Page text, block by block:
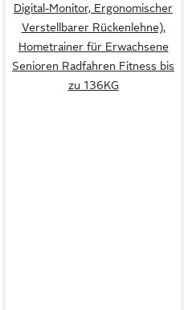
Digital-Monitor, Ergonomischer
Verstellbarer Rückenlehne),
Hometrainer für Erwachsene
Senioren Radfahren Fitness bis
zu 136KG